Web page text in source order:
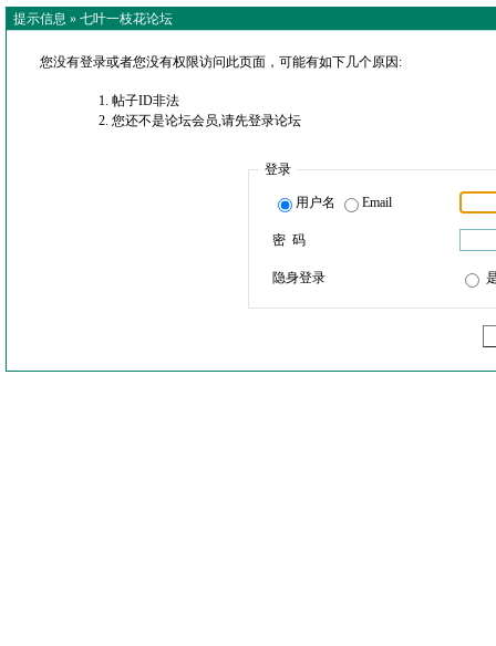
提示信息 » 七叶一枝花论坛
您没有登录或者您没有权限访问此页面，可能有如下几个原因:
帖子ID非法
您还不是论坛会员,请先登录论坛
登录
用户名 Email
密 码
隐身登录